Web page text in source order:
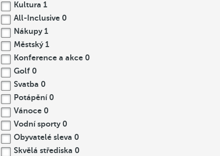
Kultura 1
All-Inclusive 0
Nákupy 1
Městský 1
Konference a akce 0
Golf 0
Svatba 0
Potápění 0
Vánoce 0
Vodní sporty 0
Obyvatelé sleva 0
Skvělá střediska 0